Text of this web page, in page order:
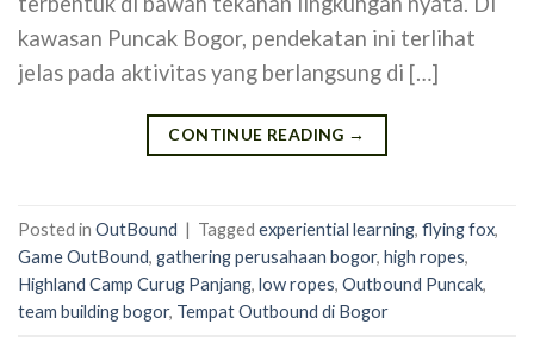
kawasan Puncak Bogor, pendekatan ini terlihat
jelas pada aktivitas yang berlangsung di […]
CONTINUE READING →
Posted in OutBound | Tagged experiential learning flying fox
Game OutBound gathering perusahaan bogor, high ropes
Highland Camp Curug Panjang low ropes Outbound Puncak
team building bogor, Tempat Outbound di Bogor